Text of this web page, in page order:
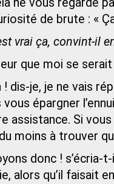
de brute : «
vrai ça, convint-il
que moi se
! dis-je, je ne vais
vous épargner
assistance. Si
moins à trouver
donc ! s’écria-
alors qu’il faisait